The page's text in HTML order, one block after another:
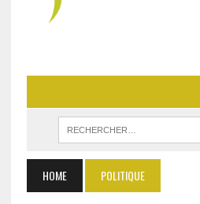
HOME POLITIQUE